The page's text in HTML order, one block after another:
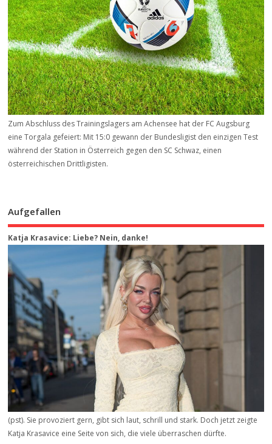
Zum Abschluss des Trainingslagers am Achensee hat der FC Augsburg
eine Torgala gefeiert: Mit 15:0 gewann der Bundesligist den einzigen Test
während der Station in Österreich gegen den SC Schwaz, einen
österreichischen Drittligisten.
Aufgefallen
Katja Krasavice: Liebe? Nein, danke!
(pst). Sie provoziert gern, gibt sich laut, schrill und stark. Doch jetzt zeigte
Katja Krasavice eine Seite von sich, die viele überraschen dürfte.